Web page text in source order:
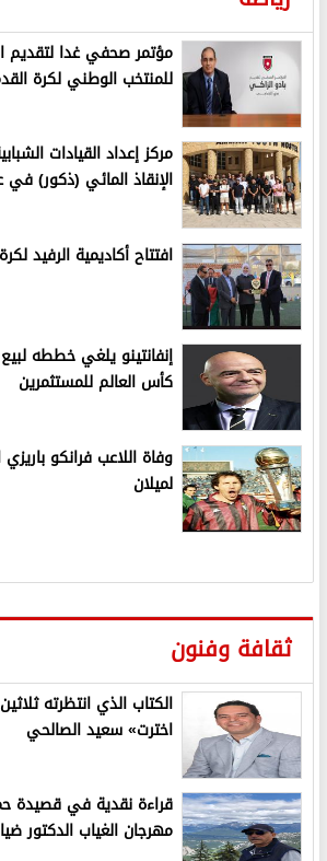
مؤتمر صحفي غدا لتقديم
للمنتخب الوطني لكرة
مركز إعداد القيادات
الإنقاذ المائي (ذكور) في
افتتاح أكاديمية الرفيد
إنفانتينو يلغي خططه
كأس العالم للمستثمرين
وفاة اللاعب فرانكو باريزي
لميلان
ثقافة وفنون
الكتاب الذي انتظرته
اخترت» سعيد الصالحي
قراءة نقدية في قصيدة
مهرجان الغياب الدكتور